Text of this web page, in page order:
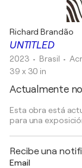
UNTITLED
Richard Brandão
2023 • Brasil •
39 x 30 in
Actualmente
Esta obra está
para una
Recibe una
Email